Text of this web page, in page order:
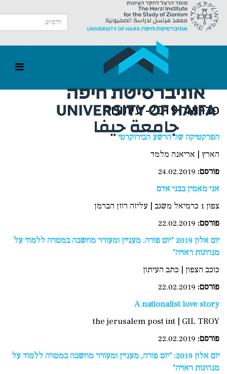
פברואר 2019- עיתונות
הפרקטיקה של הרשע הבירוקרטי
הארץ | אריאנה מלמד
פורסם:
אני מאמין בבני אדם
צפון 1 כרמיאל משגב | עליזה רוזן הברמן
פורסם:
יום אלון 2019 "יום פורה. מעניין ומעורר מחשבה במטרה ללמוד על
מנהיגות ראויה"
כוכב הצפון | כתב העיתון
פורסם:
A nationalist love story
the jerusalem post int | GIL TROY
פורסם:
יום אלון 2019: "יום פורה, מעניין ומעורר מחשבה במטרה ללמוד על
מנהיגות ראויה"